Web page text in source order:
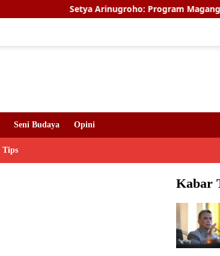
Setya Arinugroho: Program Magang Kerja
Seni Budaya Opini
Tips
Kabar